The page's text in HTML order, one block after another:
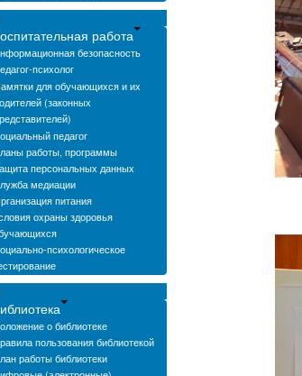
работа
безопасность
психолог
для обучающихся и их
(законных
педагог
работы, программы
персональных данных
медиации
питания
охраны здоровья
психологическое
о библиотеке
пользования библиотекой
работы библиотеки